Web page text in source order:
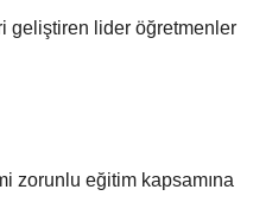
geliştiren lider öğretmenler
zorunlu eğitim kapsamına